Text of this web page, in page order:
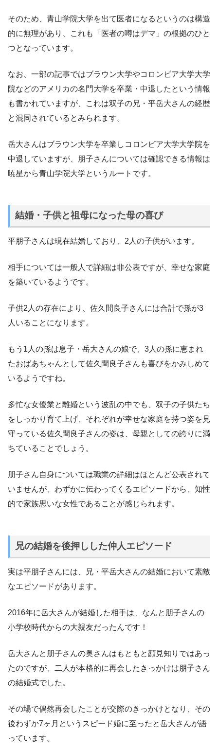
そのため、青山学院大学を出て医者になるというのは構造
的に無理があり、これも「医者の噂はデマ」の根拠のひと
つとなっています。
なお、一部の記事ではブラウン大学やコロンビア大学大学
院などのアメリカの名門大学を卒業・中退したという情報
も書かれていますが、これは双子の兄・平岳大さんの経歴
と混同されているとみられます。
岳大さんはブラウン大学を卒業しコロンビア大学大学院を
中退していますが、朋子さんについては確認できる情報は
暁星から青山学院大学というルートです。
結婚・子供と祖母になった母の喜び
平朋子さんは現在結婚しており、2人の子供がいます。
相手については一般人で詳細は非公表ですが、幸せな家庭
を築いているようです。
子供2人の存在により、佐久間良子さんには合計で孫が3
人いることになります。
もう1人の孫は息子・岳大さんの娘で、3人の孫に恵まれ
たおばあちゃんとして佐久間良子さんも喜びをかみしめて
いるようですね。
多忙な女優業と離婚という波乱の中でも、双子の子供たち
をしっかり育て上げ、それぞれが幸せな家庭を持つ姿を見
守っている佐久間良子さんの姿は、母親としての誇りに満
ちていることでしょう。
朋子さん自身については職業の詳細はほとんど公表されて
いませんが、わずかに伝わってくるエピソードから、知性
的で家族思いな女性であることが感じられます。
兄の結婚を後押しした仲人エピソード
実は平朋子さんには、兄・平岳大さんの結婚において素敵
なエピソードがあります。
2016年に岳大さんが結婚した相手は、なんと朋子さんの
小学校時代からの大親友だったんです！
岳大さんと朋子さんの奥さんはもともと顔見知りではあっ
たのですが、二人が本格的に再会したきっかけは朋子さん
の結婚式でした。
その場で偶然再会したことが交際のきっかけとなり、その
後わずか7ヶ月というスピード婚に至ったと岳大さんが語
っています。